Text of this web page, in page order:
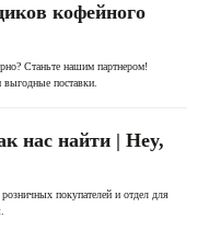
кофейного
Станьте нашим партнером!
поставки.
нас найти | Hey,
покупателей и отдел для